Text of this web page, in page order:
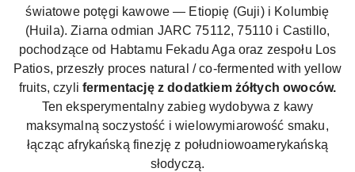
światowe potęgi kawowe — Etiopię (Guji) i Kolumbię
(Huila). Ziarna odmian JARC 75112, 75110 i Castillo,
pochodzące od Habtamu Fekadu Aga oraz zespołu Los
Patios, przeszły proces natural / co-fermented with yellow
fruits, czyli fermentację z dodatkiem żółtych owoców.
Ten eksperymentalny zabieg wydobywa z kawy
maksymalną soczystość i wielowymiarowość smaku,
łącząc afrykańską finezję z południowoamerykańską
słodyczą.